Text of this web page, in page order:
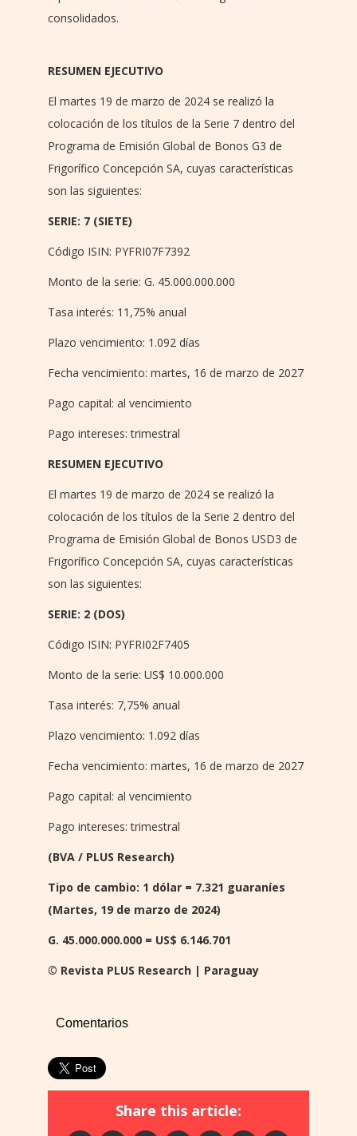
consolidados.
RESUMEN EJECUTIVO
El martes 19 de marzo de 2024 se realizó la
colocación de los títulos de la Serie 7 dentro del
Programa de Emisión Global de Bonos G3 de
Frigorífico Concepción SA, cuyas características
son las siguientes:
SERIE: 7 (SIETE)
Código ISIN: PYFRI07F7392
Monto de la serie: G. 45.000.000.000
Tasa interés: 11,75% anual
Plazo vencimiento: 1.092 días
Fecha vencimiento: martes, 16 de marzo de 2027
Pago capital: al vencimiento
Pago intereses: trimestral
RESUMEN EJECUTIVO
El martes 19 de marzo de 2024 se realizó la
colocación de los títulos de la Serie 2 dentro del
Programa de Emisión Global de Bonos USD3 de
Frigorífico Concepción SA, cuyas características
son las siguientes:
SERIE: 2 (DOS)
Código ISIN: PYFRI02F7405
Monto de la serie: US$ 10.000.000
Tasa interés: 7,75% anual
Plazo vencimiento: 1.092 días
Fecha vencimiento: martes, 16 de marzo de 2027
Pago capital: al vencimiento
Pago intereses: trimestral
(BVA / PLUS Research)
Tipo de cambio: 1 dólar = 7.321 guaraníes
(Martes, 19 de marzo de 2024)
G. 45.000.000.000 = US$ 6.146.701
© Revista PLUS Research | Paraguay
Comentarios
Share this article: